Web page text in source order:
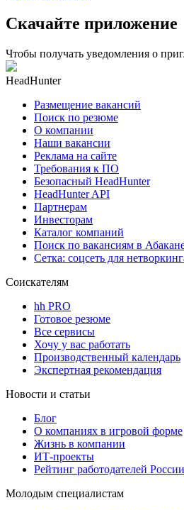
Скачайте приложение
Чтобы получать уведомления о
HeadHunter
Размещение вакансий
Поиск по резюме
О компании
Наши вакансии
Реклама на сайте
Требования к ПО
Безопасный HeadHunter
HeadHunter API
Партнерам
Инвесторам
Каталог компаний
Поиск по вакансиям в
Сетка: соцсеть для
Соискателям
hh PRO
Готовое резюме
Все сервисы
Хочу у вас работать
Производственный календарь
Экспертная рекомендация
Новости и статьи
Блог
О компаниях в игровой форме
Жизнь в компании
ИТ-проекты
Рейтинг работодателей России
Молодым специалистам